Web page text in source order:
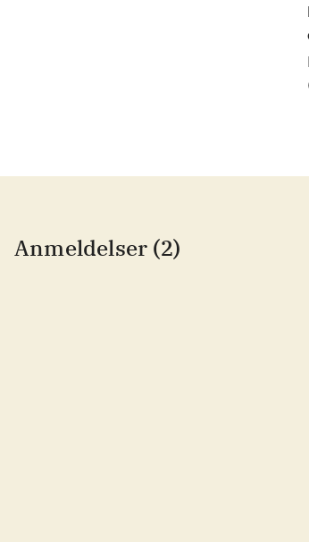
Anmeldelser (2)